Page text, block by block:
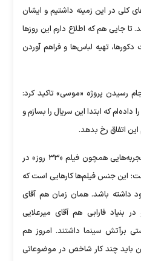
کلی در این زمینه داشتیم و ایشان
تا جایی هم که اطلاع دارم این روز‌ها
تهیه لباس‌ها و فراهم آوردن
رسیدن پروژه «موسی» تاکید کرد:
که ابتدا این سریال را بسازم و
این اتفاق رخ بدهد.
شورجه درباره دلایل تکرار نشدن تجربه‌هایی همچون فیلم «۳۳ روز» در
این جنس فیلم‌ها کار‌هایی است که
داشته باشد. همان زمان هم آقای
بنیاد فارابی هم آقای میرعلایی
برآتش سینما داشتند. امروز هم
باید چند کار شاخص در موضوعاتی